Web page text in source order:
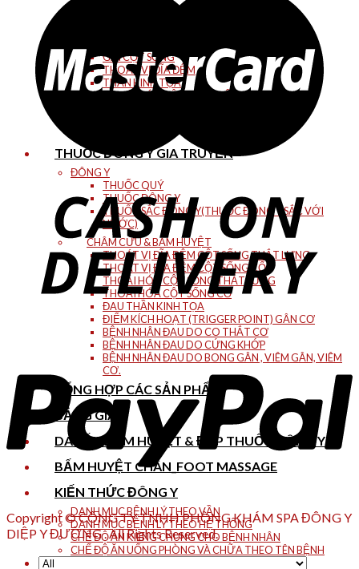
GAI CỘT SỐNG
THOÁT VỊ ĐĨA ĐỆM
THẦN KINH TỌA
THOÁI HÓA CỘT SỐNG CỔ
THUỐC ĐÔNG Y GIA TRUYỀN
ĐÔNG Y
THUỐC QUÝ
THUỐC ĐÔNG Y
THUỐC SẮC ĐÔNG Y(THUỐC ĐÔNG Y SẮC VỚI
NƯỚC)
CHÂM CỨU & BẤM HUYỆT
THOÁT VỊ ĐĨA ĐỆM CỘT SỐNG THẮT LƯNG
THOÁT VỊ ĐĨA ĐỆM CỘT SỐNG CỔ
THOÁI HÓA CỘT SỐNG THẮT LƯNG
THOÁI HÓA CỘT SỐNG CỔ
ĐAU THẦN KINH TỌA
ĐIỂM KÍCH HOẠT (TRIGGER POINT) GÂN CƠ
BỆNH NHÂN ĐAU DO CO THẮT CƠ
BỆNH NHÂN ĐAU DO CỨNG KHỚP
BỆNH NHÂN ĐAU DO BONG GÂN , VIÊM GÂN, VIÊM
CƠ.
TỔNG HỢP CÁC SẢN PHẨM
BẢNG GIÁ
DAY ẤN BẤM HUYỆT & ĐẮP THUỐC ĐÔNG Y
BẤM HUYỆT CHÂN_FOOT MASSAGE
KIẾN THỨC ĐÔNG Y
DANH MỤC BỆNH LÝ THEO VẦN
DANH MỤC BỆNH LÝ THEO HỆ THỐNG
CHẾ ĐỘ ĂN KIÊNG CHUNG CHO BỆNH NHÂN
CHẾ ĐỘ ĂN UỐNG PHÒNG VÀ CHỮA THEO TÊN BỆNH
Copyright © CÔNG TY TNHH PHÒNG KHÁM SPA ĐÔNG Y
DIỆP Y ĐƯỜNG . All Rights Reserved.